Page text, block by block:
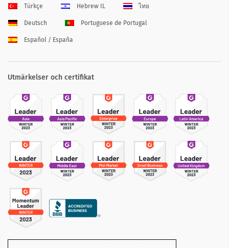
Türkçe Hebrew IL ไทย
Deutsch Portuguese de Portugal
Español / España
Utmärkelser och certifikat